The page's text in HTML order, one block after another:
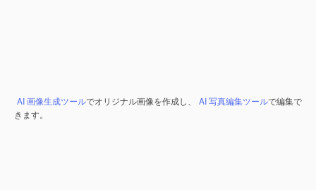
AI 画像生成ツールでオリジナル画像を作成し、 AI 写真編集ツールで編集で
きます。